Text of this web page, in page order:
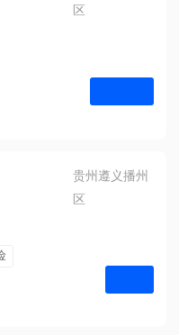
区
贵州遵义播州
区